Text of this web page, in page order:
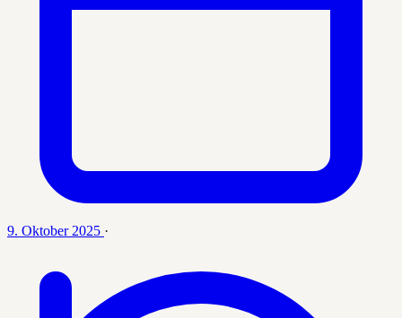
9. Oktober 2025 ·